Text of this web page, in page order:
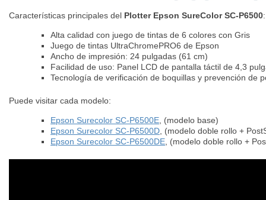
Características principales del Plotter Epson SureColor SC-P6500:
Alta calidad con juego de tintas de 6 colores con Gris
Juego de tintas UltraChromePRO6 de Epson
Ancho de impresión: 24 pulgadas (61 cm)
Facilidad de uso: Panel LCD de pantalla táctil de 4,3
Tecnología de verificación de boquillas y prevención de
Puede visitar cada modelo:
Epson Surecolor SC-P6500E, (modelo base)
Epson Surecolor SC-P6500D, (modelo doble rollo +
Epson Surecolor SC-P6500DE, (modelo doble rollo +